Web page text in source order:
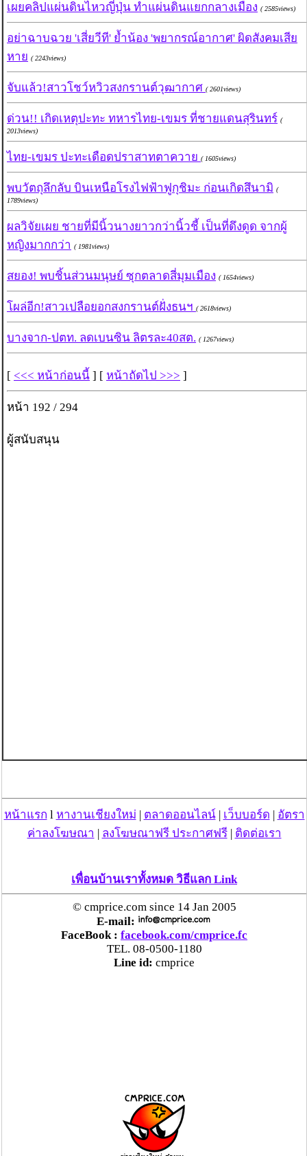
เผยคลิปแผ่นดินไหวญี่ปุ่น ทำแผ่นดินแยกกลางเมือง ( 2585views)
อย่าฉาบฉวย 'เสี่ยวีที' ย้ำน้อง 'พยากรณ์อากาศ' ผิดสังคมเสีย
หาย ( 2243views)
จับแล้ว!สาวโชว์หวิวสงกรานต์วุฒากาศ ( 2601views)
ด่วน!! เกิดเหตุปะทะ ทหารไทย-เขมร ที่ชายแดนสุรินทร์ (
2013views)
ไทย-เขมร ปะทะเดือดปราสาทตาควาย ( 1605views)
พบวัตถุลึกลับ บินเหนือโรงไฟฟ้าฟูกุชิมะ ก่อนเกิดสึนามิ (
1789views)
ผลวิจัยเผย ชายที่มีนิ้วนางยาวกว่านิ้วชี้ เป็นที่ดึงดูด จากผู้
หญิงมากกว่า ( 1981views)
สยอง! พบชิ้นส่วนมนุษย์ ซุกตลาดสี่มุมเมือง ( 1654views)
โผล่อีก!สาวเปลือยอกสงกรานต์ฝั่งธนฯ ( 2618views)
บางจาก-ปตท. ลดเบนซิน ลิตรละ40สต. ( 1267views)
[ <<< หน้าก่อนนี้ ] [ หน้าถัดไป >>> ]
หน้า 192 / 294
ผู้สนับสนุน
หน้าแรก l หางานเชียงใหม่ | ตลาดออนไลน์| เว็บบอร์ด | อัตรา
ค่าลงโฆษณา | ลงโฆษณาฟรี ประกาศฟรี| ติดต่อเรา
เพื่อนบ้านเราทั้งหมด วิธีแลก Link
© cmprice.com since 14 Jan 2005
E-mail:
FaceBook : facebook.com/cmprice.fc
TEL. 08-0500-1180
Line id: cmprice